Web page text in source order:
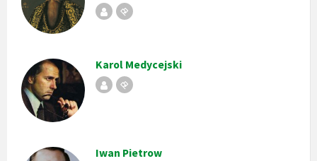
RepublikaStempel
Karol Medycejski
RepublikaStempel
Iwan Pietrow